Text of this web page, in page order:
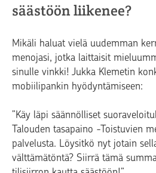
säästöön liikenee?
Mikäli haluat vielä uudemman
menojasi, jotka laittaisit
sinulle vinkki! Jukka Klemetin
mobiilipankin hyödyntämiseen:
”Käy läpi säännölliset
Talouden tasapaino -Toistuvien
palvelusta. Löysitkö nyt jotain
välttämätöntä? Siirrä tämä